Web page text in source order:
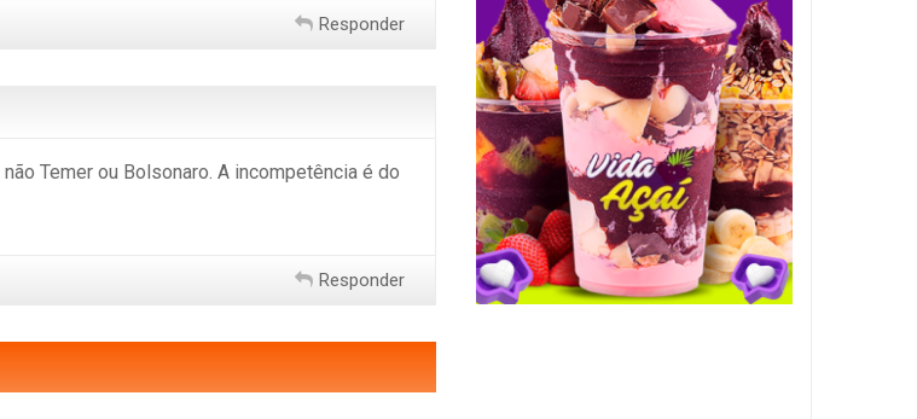
Responder
Temer ou Bolsonaro. A incompetência é do
Responder